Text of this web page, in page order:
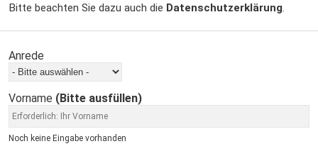
Bitte beachten Sie dazu auch die Datenschutzerklärung.
Anrede
Vorname (Bitte ausfüllen)
Noch keine Eingabe vorhanden